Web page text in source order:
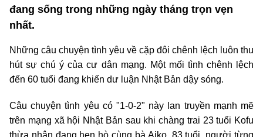
đang sống trong những ngày tháng trọn vẹn
nhất.
Những câu chuyện tình yêu về cặp đôi chênh lệch luôn thu
hút sự chú ý của cư dân mạng. Một mối tình chênh lệch
đến 60 tuổi đang khiến dư luận Nhật Bản dậy sóng.
Câu chuyện tình yêu có "1-0-2" này lan truyền mạnh mẽ
trên mạng xã hội Nhật Bản sau khi chàng trai 23 tuổi Kofu
thừa nhận đang hẹn hò cùng bà Aiko, 83 tuổi, người từng